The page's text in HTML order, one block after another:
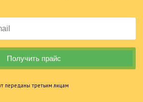
переданы третьим лицам